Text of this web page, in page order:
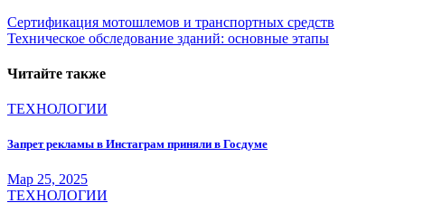
Навигация
по
записям
Сертификация мотошлемов и транспортных средств
Техническое обследование зданий: основные этапы
Читайте также
ТЕХНОЛОГИИ
Запрет рекламы в Инстаграм приняли в Госдуме
Мар 25, 2025
ТЕХНОЛОГИИ